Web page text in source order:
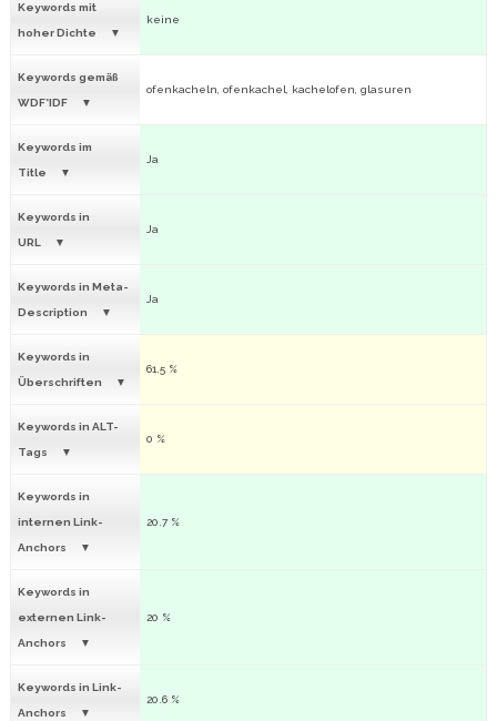
Keywords mit
hoher Dichte
keine
Keywords gemäß
WDF*IDF
ofenkacheln, ofenkachel, kachelofen, glasuren
Keywords im
Title
Ja
Keywords in
URL
Ja
Keywords in Meta-
Description
Ja
Keywords in
Überschriften
61.5 %
Keywords in ALT-
Tags
0 %
Keywords in
internen Link-
Anchors
20.7 %
Keywords in
externen Link-
Anchors
20 %
Keywords in Link-
Anchors
20.6 %